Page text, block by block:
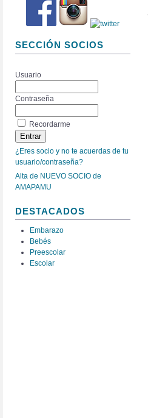
SECCIÓN SOCIOS
Usuario
Contraseña
Recordarme
¿Eres socio y no te acuerdas de tu
usuario/contraseña?
Alta de NUEVO SOCIO de
AMAPAMU
DESTACADOS
Embarazo
Bebés
Preescolar
Escolar